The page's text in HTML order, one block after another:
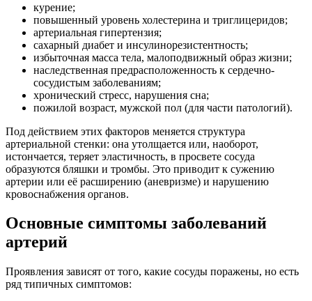
курение;
повышенный уровень холестерина и триглицеридов;
артериальная гипертензия;
сахарный диабет и инсулинорезистентность;
избыточная масса тела, малоподвижный образ жизни;
наследственная предрасположенность к сердечно-
сосудистым заболеваниям;
хронический стресс, нарушения сна;
пожилой возраст, мужской пол (для части патологий).
Под действием этих факторов меняется структура
артериальной стенки: она утолщается или, наоборот,
истончается, теряет эластичность, в просвете сосуда
образуются бляшки и тромбы. Это приводит к сужению
артерии или её расширению (аневризме) и нарушению
кровоснабжения органов.
Основные симптомы заболеваний
артерий
Проявления зависят от того, какие сосуды поражены, но есть
ряд типичных симптомов: